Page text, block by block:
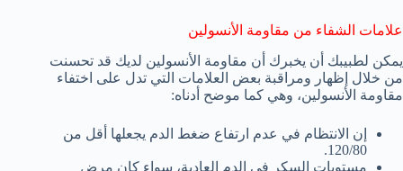
علامات الشفاء من مقاومة الأنسولين
يمكن لطبيبك أن يخبرك أن مقاومة الأنسولين لديك قد تحسنت
من خلال إظهار ومراقبة بعض العلامات التي تدل على اختفاء
مقاومة الأنسولين، وهي كما موضح أدناه:
إن الانتظام في عدم ارتفاع ضغط الدم يجعلها أقل من
120/80.
مستويات السكر في الدم العادية، سواء كان مرض